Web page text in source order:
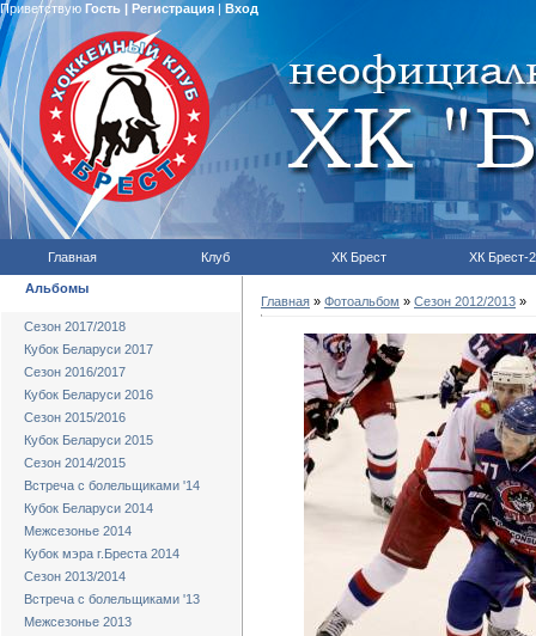
Приветствую Гость | Регистрация| Вход
Главная Клуб ХК Брест ХК Брест-2
Альбомы
Сезон 2017/2018
Кубок Беларуси 2017
Сезон 2016/2017
Кубок Беларуси 2016
Сезон 2015/2016
Кубок Беларуси 2015
Сезон 2014/2015
Встреча с болельщиками '14
Кубок Беларуси 2014
Межсезонье 2014
Кубок мэра г.Бреста 2014
Сезон 2013/2014
Встреча с болельщиками '13
Межсезонье 2013
Главная » Фотоальбом » Сезон 2012/2013 »